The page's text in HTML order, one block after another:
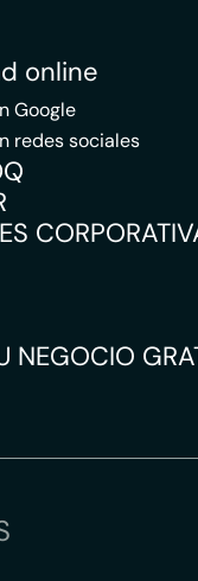
online
Google
redes sociales
NEGOCIO